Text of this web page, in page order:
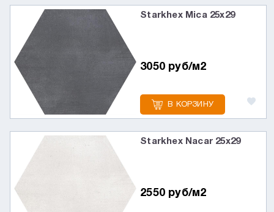
Starkhex Mica 25х29
3050 руб/м2
В КОРЗИНУ
Starkhex Nacar 25х29
2550 руб/м2